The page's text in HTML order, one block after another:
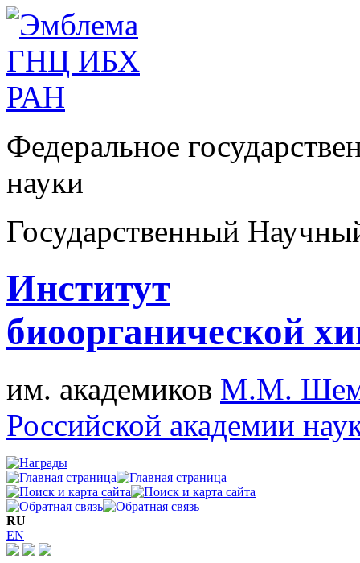
Федеральное
науки
Государственный
Институт
биоорганической
им. академиков М.М.
Российской академии
RU
EN